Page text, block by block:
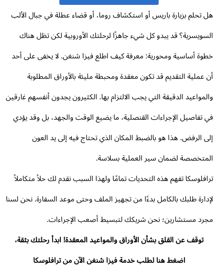
تحلم بزيارة باريس أو استكشاف روما، أو قضاء عطلة في جبال الألب
قد يبدو كل شيء جاهزًا لرحلتك الأوروبية لكن تظل هناك
أساسية ومحورية: معرفة كيف اطلع فيزا شنغن. لا يخفى على أحد
عملية التقديم قد تكون معقدة ومحبطة مليئة بالأوراق المطلوبة
الدقيقة التي يجب الالتزام بها. الكثيرون يجدون أنفسهم غارقين
تفاصيل الإجراءات القنصلية، ما يضيع الوقت والجهد، بل وقد يؤدي
الرفض. هذا هو بالضبط المكان الذي تحتاج فيه إلى يد العون
لضمان سير العملية بسلاسة.
تفهم هذه التحديات تمامًا ولهذا السبب نقدم لك حلاً متكاملاً
طلبك بالكامل بدءًا من تجهيز الملف وحتى موعد السفارة. نحن لسنا
مستشارين؛ نحن شريكك لتبسيط أصعب الإجراءات.
توقف عن القلق بشأن الأوراق والمواعيد المعقدة! ابدأ رحلتك بثقة،
اضغط هنا لطلب خدمة فيزا شنغن الآن من ترافلوسكا